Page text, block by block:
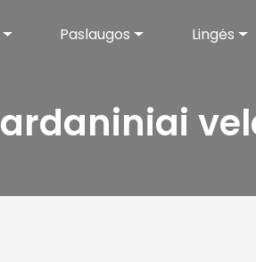
Paslaugos Lingės